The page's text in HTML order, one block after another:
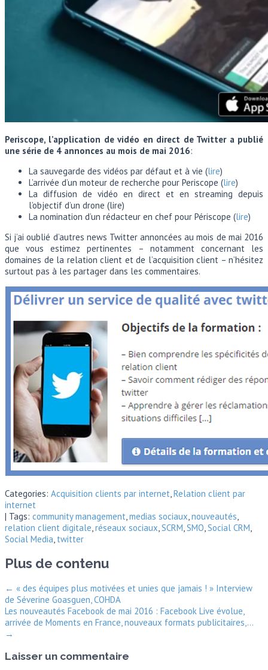
Periscope, l’application de vidéo en direct de Twitter a publié
une série de 4 annonces au mois de mai 2016:
La sauvegarde des vidéos par défaut et à vie (lire)
L’arrivée d’un moteur de recherche pour Periscope (lire)
La diffusion de vidéo en direct et en streaming depuis
l’objectif d’un drone (lire)
La nomination d’un rédacteur en chef pour Périscope (lire)
Si j’ai oublié d’autres news Twitter annoncées au mois de mai 2016
que vous estimez pertinentes – notamment concernant les
domaines de la relation client et de l’acquisition client – n’hésitez
surtout pas à les partager dans les commentaires.
Categories: Acquisition clients par internet Relation client par
internet
| Tags: community management medias sociaux nouveautés
relation client digitale réseaux sociaux SCRM SMO Social CRM
Social Media twitter
Plus de contenu
← « des équipes plus motivées et unies que jamais ! » Interview
de Séverine Goasguen, COHDA
Les nouveautés Facebook de mai 2016 : Facebook Live évolue,
arrivée de Moments en France, nouveaux formats publicitaires,…
→
Laisser un commentaire